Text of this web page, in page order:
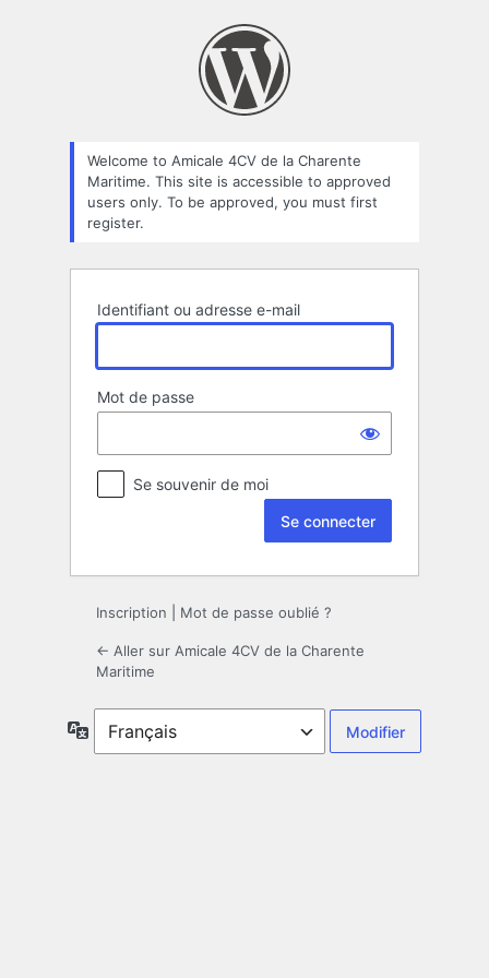
Welcome to Amicale 4CV de la Charente
Maritime. This site is accessible to approved
users only. To be approved, you must first
register.
Identifiant ou adresse e-mail
Mot de passe
Se souvenir de moi
Inscription Mot de passe oublié ?
← Aller sur Amicale 4CV de la Charente
Maritime
Langue